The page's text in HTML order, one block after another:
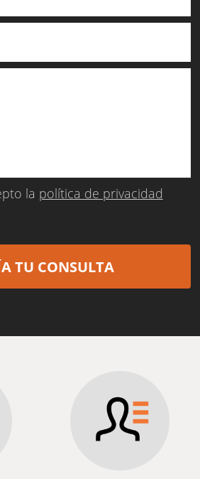
la política de privacidad
TU CONSULTA